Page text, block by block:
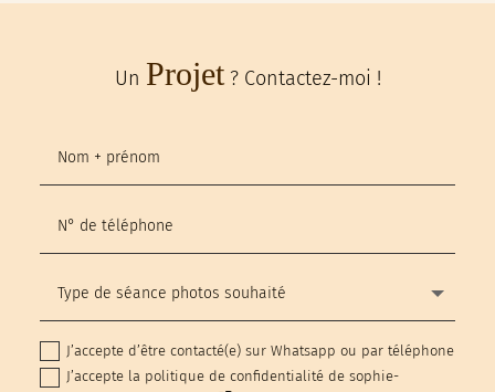
Un Projet? Contactez-moi !
J’accepte d’être contacté(e) sur Whatsapp ou par téléphone
J’accepte la politique de confidentialité de sophie-